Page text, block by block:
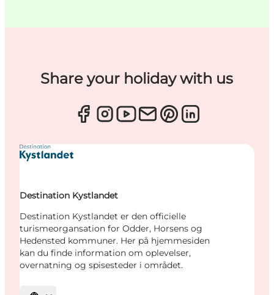
Share your holiday with us
Destination Kystlandet
Destination Kystlandet er den officielle
turismeorgansation for Odder, Horsens og
Hedensted kommuner. Her på hjemmesiden
kan du finde information om oplevelser,
overnatning og spisesteder i området.